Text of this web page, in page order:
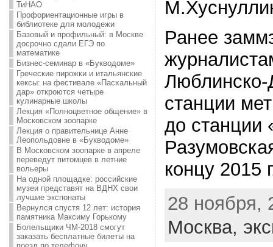
ТиНАО
Профориентационные игры в
библиотеке для молодежи
Базовый и профильный: в Москве
досрочно сдали ЕГЭ по
математике
Бизнес-семинар в «Букводоме»
Греческие пирожки и итальянские
кексы: на фестивале «Пасхальный
дар» откроются четыре
кулинарные школы
Лекция «Полноцветное общение» в
Московском зоопарке
Лекция о правительнице Анне
Леопольдовне в «Букводоме»
В Московском зоопарке в апреле
переведут питомцев в летние
вольеры
На одной площадке: российские
музеи представят на ВДНХ свои
лучшие экспонаты
Вернулся спустя 12 лет: история
памятника Максиму Горькому
Болельщики ЧМ-2018 смогут
заказать бесплатные билеты на
Ранее
Люблинско-
станции
до станции
концу 2015
28 ноября,
Москва,